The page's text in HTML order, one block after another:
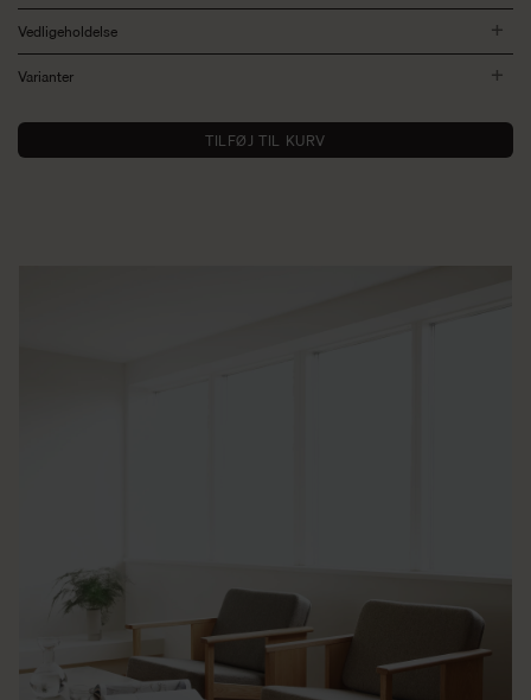
Vedligeholdelse
Varianter
TILFØJ TIL KURV